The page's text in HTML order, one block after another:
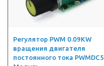
Регулятор PWM 0.09KW
вращения двигателя
постоянного тока PWMDC5